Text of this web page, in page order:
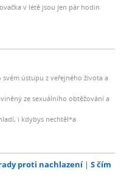
v létě jsou jen pár hodin
ústupu z veřejného života a
ze sexuálního obtěžování a
i kdybys nechtěl*a
proti nachlazení
S čím